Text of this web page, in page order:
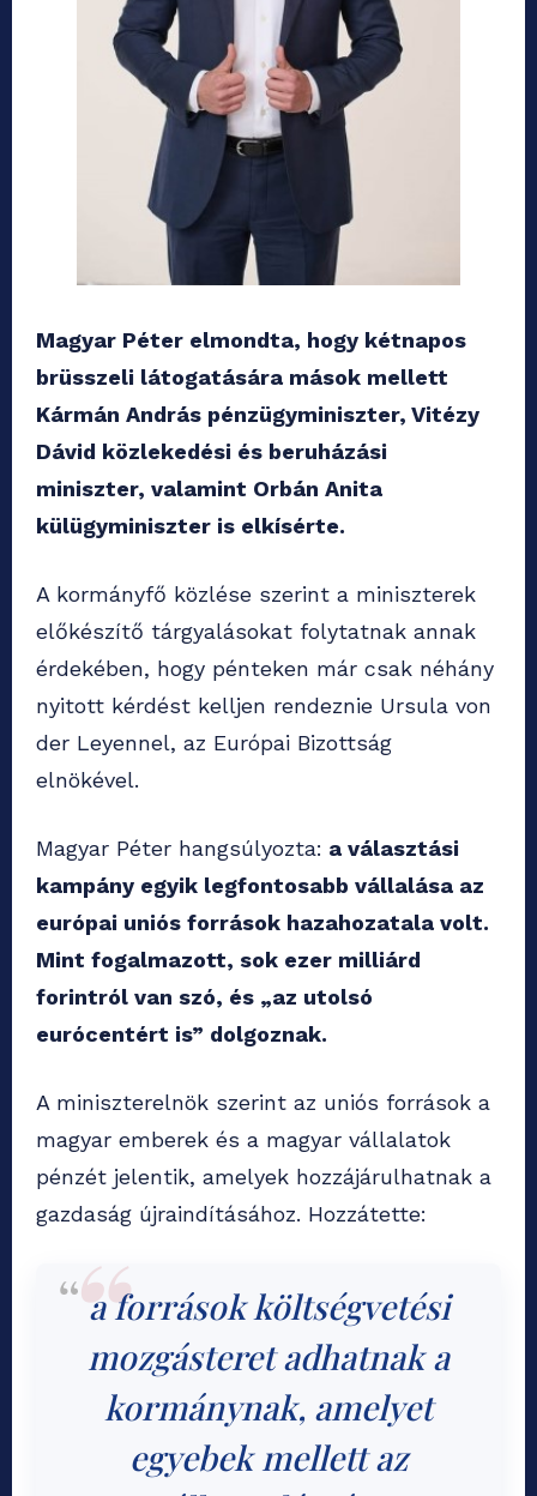
Magyar Péter elmondta, hogy kétnapos
brüsszeli látogatására mások mellett
Kármán András pénzügyminiszter, Vitézy
Dávid közlekedési és beruházási
miniszter, valamint Orbán Anita
külügyminiszter is elkísérte.
A kormányfő közlése szerint a miniszterek
előkészítő tárgyalásokat folytatnak annak
érdekében, hogy pénteken már csak néhány
nyitott kérdést kelljen rendeznie Ursula von
der Leyennel, az Európai Bizottság
elnökével.
Magyar Péter hangsúlyozta: a választási
kampány egyik legfontosabb vállalása az
európai uniós források hazahozatala volt.
Mint fogalmazott, sok ezer milliárd
forintról van szó, és „az utolsó
eurócentért is” dolgoznak.
A miniszterelnök szerint az uniós források a
magyar emberek és a magyar vállalatok
pénzét jelentik, amelyek hozzájárulhatnak a
gazdaság újraindításához. Hozzátette:
a források költségvetési
mozgásteret adhatnak a
kormánynak, amelyet
egyebek mellett az